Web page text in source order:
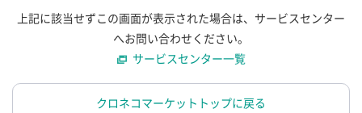
上記に該当せずこの画面が表示された場合は、サービスセンター
へお問い合わせください。
サービスセンター一覧
クロネコマーケットトップに戻る